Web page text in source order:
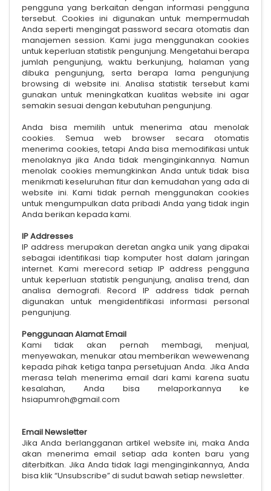
pengguna yang berkaitan dengan informasi pengguna
tersebut. Cookies ini digunakan untuk mempermudah
Anda seperti mengingat password secara otomatis dan
manajemen session. Kami juga menggunakan cookies
untuk keperluan statistik pengunjung. Mengetahui berapa
jumlah pengunjung, waktu berkunjung, halaman yang
dibuka pengunjung, serta berapa lama pengunjung
browsing di website ini. Analisa statistik tersebut kami
gunakan untuk meningkatkan kualitas website ini agar
semakin sesuai dengan kebutuhan pengunjung.
Anda bisa memilih untuk menerima atau menolak
cookies. Semua web browser secara otomatis
menerima cookies, tetapi Anda bisa memodifikasi untuk
menolaknya jika Anda tidak menginginkannya. Namun
menolak cookies memungkinkan Anda untuk tidak bisa
menikmati keseluruhan fitur dan kemudahan yang ada di
website ini. Kami tidak pernah menggunakan cookies
untuk mengumpulkan data pribadi Anda yang tidak ingin
Anda berikan kepada kami.
IP Addresses
IP address merupakan deretan angka unik yang dipakai
sebagai identifikasi tiap komputer host dalam jaringan
internet. Kami merecord setiap IP address pengguna
untuk keperluan statistik pengunjung, analisa trend, dan
analisa demografi. Record IP address tidak pernah
digunakan untuk mengidentifikasi informasi personal
pengunjung.
Penggunaan Alamat Email
Kami tidak akan pernah membagi, menjual,
menyewakan, menukar atau memberikan wewewenang
kepada pihak ketiga tanpa persetujuan Anda. Jika Anda
merasa telah menerima email dari kami karena suatu
kesalahan, Anda bisa melaporkannya ke
hsiapumroh@gmail.com
Email Newsletter
Jika Anda berlangganan artikel website ini, maka Anda
akan menerima email setiap ada konten baru yang
diterbitkan. Jika Anda tidak lagi menginginkannya, Anda
bisa klik “Unsubscribe” di sudut bawah setiap newsletter.